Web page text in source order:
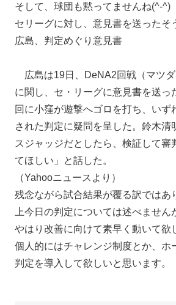
そして、球団も黙ってませんね(^-^)
セリーグに対し、意見書を送ったそ
広島、判定めぐり意見書
広島は19日、DeNA2回戦（マツ
に関し、セ・リーグに意見書を送っ
回に小窪が遊撃へゴロを打ち、いず
された判定に疑問を呈した。鈴木清
スジャッジだとしたら、検証して審
てほしい」と話した。
（Yahooニュースより）
残念ながら試合結果が覆る訳ではあ
上今日の判定については述べません
やはり改善に向けて素早く動いて欲
個人的にはチャレンジ制度とか、ホ
判定を導入して欲しいと思います。